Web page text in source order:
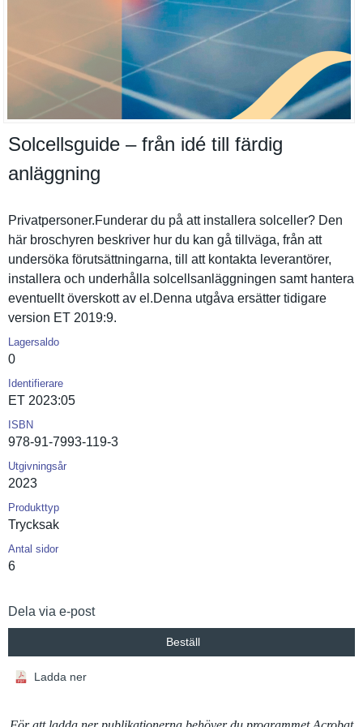
Solcellsguide – från idé till färdig
anläggning
Privatpers­oner.Funderar du på att installera solceller? Den
här broschyren beskriver hur du kan gå tillväga, från att
undersöka förutsättn­ingarna, till att kontakta leverantör­er,
installera och underhålla solcellsan­läggningen samt hantera
eventuellt överskott av el.Denna utgåva ersätter tidigare
version ET 2019:9.
Lagersaldo
0
Identifierare
ET 2023:05
ISBN
978-91-7993-119-3
Utgivningsår
2023
Produkttyp
Trycksak
Antal sidor
6
Dela via e-post
Beställ
Ladda ner